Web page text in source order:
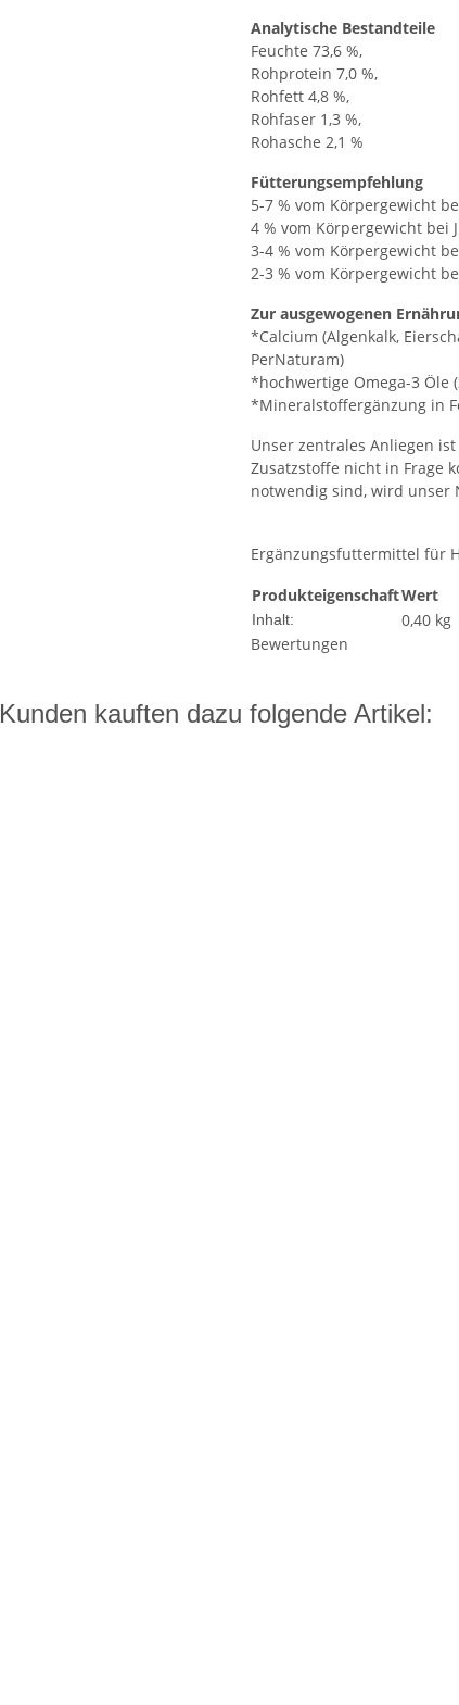
Analytische Bestandteile
Feuchte 73,6 %,
Rohprotein 7,0 %,
Rohfett 4,8 %,
Rohfaser 1,3 %,
Rohasche 2,1 %
Fütterungsempfehlung
5-7 % vom Körpergewicht
4 % vom Körpergewicht bei
3-4 % vom Körpergewicht
2-3 % vom Körpergewicht
Zur ausgewogenen
*Calcium (Algenkalk,
PerNaturam)
*hochwertige Omega-3 Öle
*Mineralstoffergänzung in
Unser zentrales Anliegen
Zusatzstoffe nicht in Frage
notwendig sind, wird
Ergänzungsfuttermittel für
ProdukteigenschaftWert
Inhalt:
0,40 kg
Bewertungen
Kunden kauften dazu folgende Artikel: